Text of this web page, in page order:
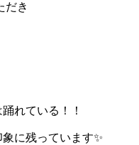
だき
れている！！
に残っています✨